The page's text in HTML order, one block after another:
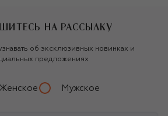
НА РАССЫЛКУ
об эксклюзивных новинках и
предложениях
Женское Мужское